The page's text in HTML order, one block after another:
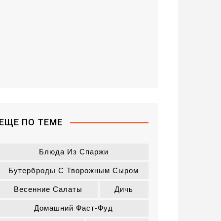
ЕЩЕ ПО ТЕМЕ
Блюда Из Спаржи
Бутерброды С Творожным Сыром
Весенние Салаты Дичь
Домашний Фаст-Фуд